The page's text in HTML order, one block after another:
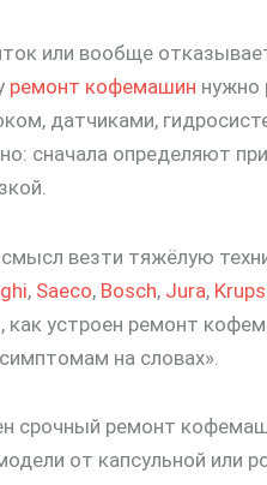
или вообще
ремонт кофемашин нужно
датчиками,
сначала определяют
везти тяжёлую
, Saeco, Bosch, Jura, Krups
устроен ремонт
на словах».
срочный ремонт
от капсульной или